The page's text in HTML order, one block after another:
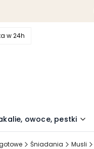
w 24h
owoce, pestki
Śniadania Musli